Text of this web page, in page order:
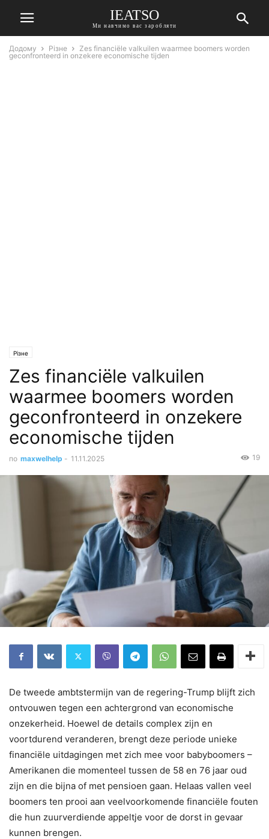
IEATSO
Ми навчимо вас заробляти
Додому Різне
Zes financiële valkuilen waarmee boomers worden
geconfronteerd in onzekere economische tijden
Різне
Zes financiële valkuilen
waarmee boomers worden
geconfronteerd in onzekere
economische tijden
по maxwelhelp - 11.11.2025 19
De tweede ambtstermijn van de regering-Trump blijft zich
ontvouwen tegen een achtergrond van economische
onzekerheid. Hoewel de details complex zijn en
voortdurend veranderen, brengt deze periode unieke
financiële uitdagingen met zich mee voor babyboomers –
Amerikanen die momenteel tussen de 58 en 76 jaar oud
zijn en die bijna of met pensioen gaan. Helaas vallen veel
boomers ten prooi aan veelvoorkomende financiële fouten
die hun zuurverdiende appeltje voor de dorst in gevaar
kunnen brengen.